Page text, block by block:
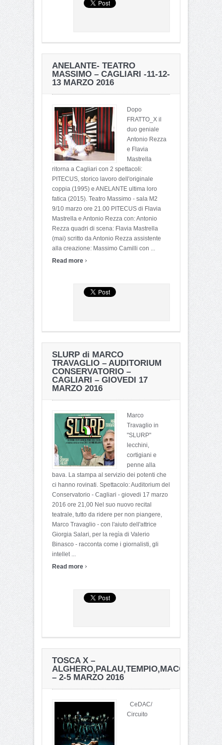
ANELANTE- TEATRO
MASSIMO – CAGLIARI -11-12-
13 MARZO 2016
Dopo
FRATTO_X il
duo geniale
Antonio Rezza
e Flavia
Mastrella
ritorna a Cagliari con 2 spettacoli:
PITECUS, storico lavoro dell'originale
coppia (1995) e ANELANTE ultima loro
fatica (2015). Teatro Massimo - sala M2
9/10 marzo ore 21.00 PITECUS di Flavia
Mastrella e Antonio Rezza con: Antonio
Rezza quadri di scena: Flavia Mastrella
(mai) scritto da Antonio Rezza assistente
alla creazione: Massimo Camilli con ...
Read more ›
SLURP di MARCO
TRAVAGLIO – AUDITORIUM
CONSERVATORIO –
CAGLIARI – GIOVEDI 17
MARZO 2016
Marco
Travaglio in
"SLURP"
lecchini,
cortigiani e
penne alla
bava. La stampa al servizio dei potenti che
ci hanno rovinati. Spettacolo: Auditorium del
Conservatorio - Cagliari - giovedi 17 marzo
2016 ore 21,00 Nel suo nuovo recital
teatrale, tutto da ridere per non piangere,
Marco Travaglio - con l'aiuto dell'attrice
Giorgia Salari, per la regìa di Valerio
Binasco - racconta come i giornalisti, gli
intellet ...
Read more ›
TOSCA X –
ALGHERO,PALAU,TEMPIO,MACOMER
– 2-5 MARZO 2016
CeDAC/
Circuito